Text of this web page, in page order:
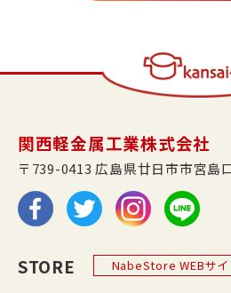
関西軽金属工業株式会社
〒739-0413 広島県廿日市市宮島
STORE NabeStore WEBサイ